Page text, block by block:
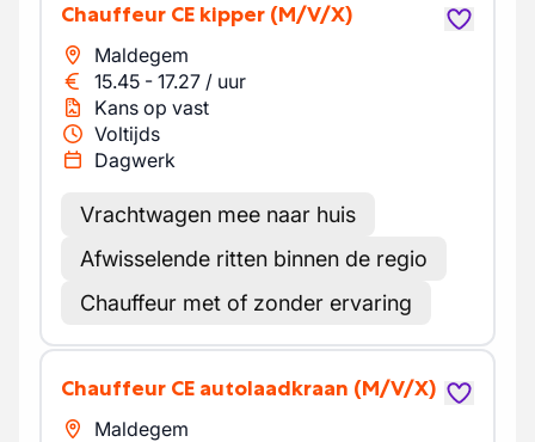
Chauffeur CE kipper (M/V/X)
Maldegem
15.45 - 17.27 / uur
Kans op vast
Voltijds
Dagwerk
Vrachtwagen mee naar huis
Afwisselende ritten binnen de regio
Chauffeur met of zonder ervaring
Chauffeur CE autolaadkraan (M/V/X)
Maldegem